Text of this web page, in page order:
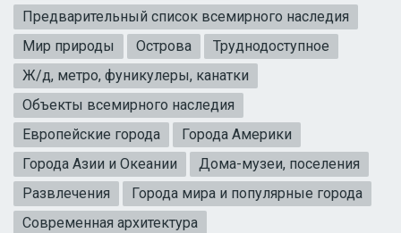
Предварительный список всемирного наследия
Мир природы
Острова
Труднодоступное
Ж/д, метро, фуникулеры, канатки
Объекты всемирного наследия
Европейские города
Города Америки
Города Азии и Океании
Дома-музеи, поселения
Развлечения
Города мира и популярные города
Современная архитектура